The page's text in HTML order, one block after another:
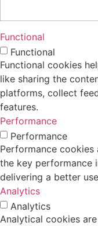
Functional
Functional
Functional cookies
like sharing the
platforms, collect
features.
Performance
Performance
Performance cookies
the key performance
delivering a better
Analytics
Analytics
Analytical cookies